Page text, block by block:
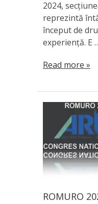
2024,
reprezintă
început de
experiență. E
Read more »
ROMURO